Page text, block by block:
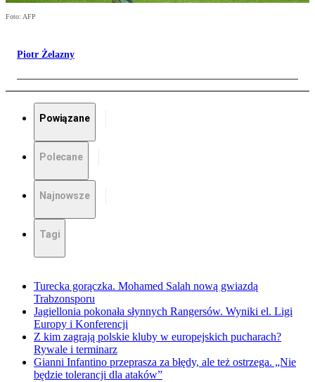
Foto: AFP
Piotr Żelazny
Powiązane
Polecane
Najnowsze
Tagi
Turecka gorączka. Mohamed Salah nową gwiazdą
Trabzonsporu
Jagiellonia pokonała słynnych Rangersów. Wyniki el. Ligi
Europy i Konferencji
Z kim zagrają polskie kluby w europejskich pucharach?
Rywale i terminarz
Gianni Infantino przeprasza za błędy, ale też ostrzega. „Nie
będzie tolerancji dla ataków”